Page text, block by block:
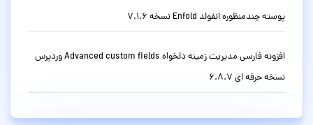
پوسته چندمنظوره انفولد Enfold نسخه 7.1.6
افزونه فارسی مدیریت زمینه دلخواه Advanced custom fields وردپرس
نسخه حرفه ای 6.8.7